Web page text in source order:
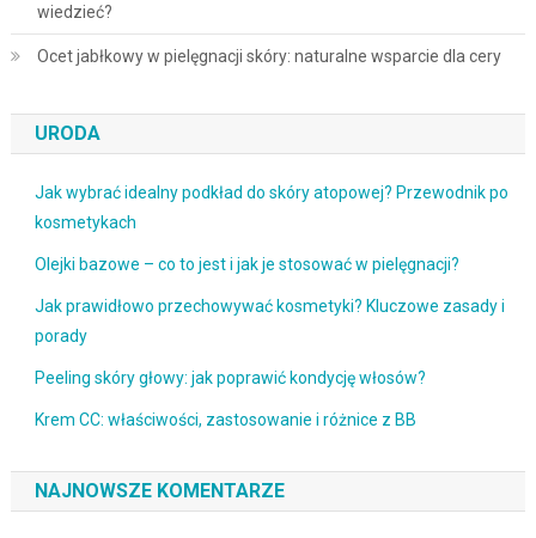
wiedzieć?
Ocet jabłkowy w pielęgnacji skóry: naturalne wsparcie dla cery
URODA
Jak wybrać idealny podkład do skóry atopowej? Przewodnik po
kosmetykach
Olejki bazowe – co to jest i jak je stosować w pielęgnacji?
Jak prawidłowo przechowywać kosmetyki? Kluczowe zasady i
porady
Peeling skóry głowy: jak poprawić kondycję włosów?
Krem CC: właściwości, zastosowanie i różnice z BB
NAJNOWSZE KOMENTARZE